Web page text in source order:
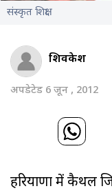
संस्कृत शिक्षा
शिवकेश
अपडेटेड 6 जून , 2012
हरियाणा में कैथल